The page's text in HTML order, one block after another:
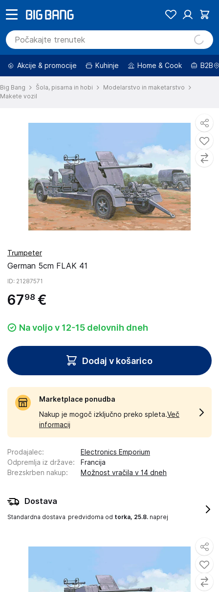
Akcije & promocije Kuhinje Home & Cook B2B
Big Bang Šola, pisarna in hobi
Modelarstvo in maketarstvo
Makete vozil
Trumpeter
German 5cm FLAK 41
ID: 21287571
6798 €
Na voljo v 12-15 delovnih dneh
Dodaj v košarico
Marketplace ponudba
Nakup je mogoč izključno preko spleta.Več
informacij
Prodajalec:
Electronics Emporium
Odpremlja iz države:
Francija
Brezskrben nakup: Možnost vračila v 14 dneh
Dostava
Standardna dostava predvidoma od torka, 25.8. naprej